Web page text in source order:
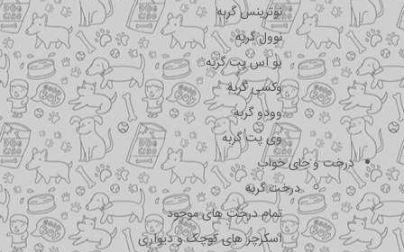
نوترینس گربه
نوول گربه
یو اس پت گربه
وکسی گربه
وودو گربه
وی پت گربه
درخت و جای خواب
درخت گربه
تمام درخت های موجود
اسکرچر های کوچک و دیواری